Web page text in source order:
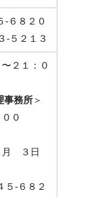
-６８２０
-５２１３
２１：０
事務所 ＞
０
月 ３日
-６８２